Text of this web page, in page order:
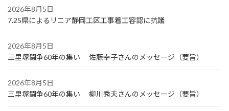
2026年8月5日
7.25県によるリニア静岡工区工事着工容認に抗議
2026年8月5日
三里塚闘争60年の集い 佐藤幸子さんのメッセージ（要旨）
2026年8月5日
三里塚闘争60年の集い 柳川秀夫さんのメッセージ（要旨）